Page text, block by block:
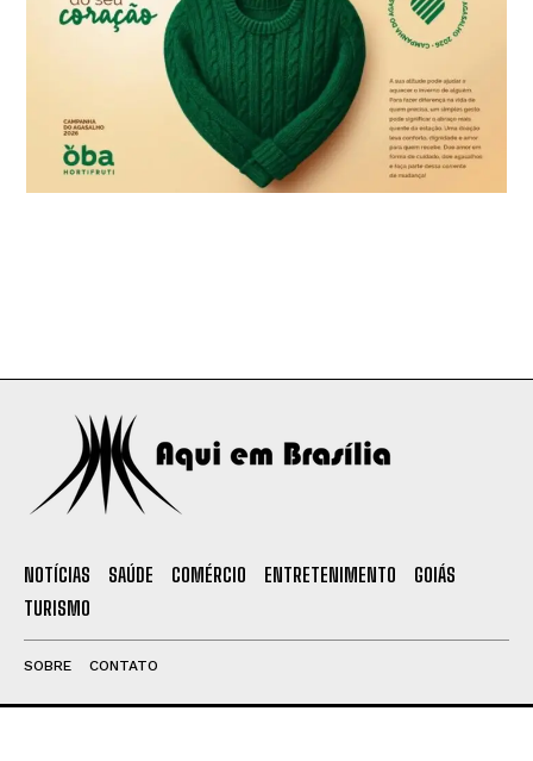
NOTÍCIAS SAÚDE COMÉRCIO ENTRETENIMENTO
GOIÁS
TURISMO
SOBRE CONTATO